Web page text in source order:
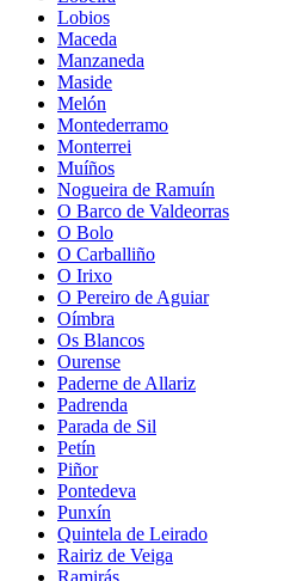
Lobios
Maceda
Manzaneda
Maside
Melón
Montederramo
Monterrei
Muíños
Nogueira de Ramuín
O Barco de Valdeorras
O Bolo
O Carballiño
O Irixo
O Pereiro de Aguiar
Oímbra
Os Blancos
Ourense
Paderne de Allariz
Padrenda
Parada de Sil
Petín
Piñor
Pontedeva
Punxín
Quintela de Leirado
Rairiz de Veiga
Ramirás